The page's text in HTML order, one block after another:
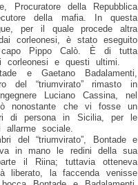
Procuratore della Repubblica
della mafia. In questa
per il quale procede altra
corleonesi, è stato eseguito
Pippo Calò. È di tutta
corleonesi e questi ultimi.
e Gaetano Badalamenti,
del “triumvirato” rimasto in
Luciano Cassina, nel
nonostante che vi fosse un
di persona in Sicilia, per le
allarme sociale.
del “triumvirato”, Bontade e
in mano le redini della sua
il Riina; tuttavia otteneva
la faccenda venisse